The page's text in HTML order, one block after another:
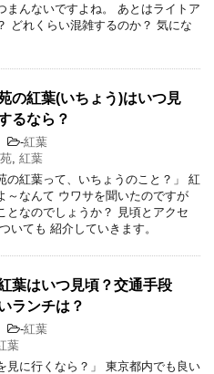
まんないですよね。 あとはライトア
どれくらい混雑するのか？ 気にな
の紅葉(いちょう)はいつ見
るなら？
-紅葉
紅葉
の紅葉って、いちょうのこと？」 紅
～なんて ウワサを聞いたのですが
となのでしょうか？ 見頃とアクセ
いても 紹介していきます。
葉はいつ見頃？交通手段
ランチは？
-紅葉
葉
見に行くなら？」 東京都内でも良い